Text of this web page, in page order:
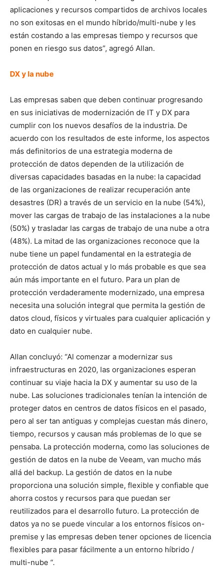
aplicaciones y recursos compartidos de archivos locales
no son exitosas en el mundo híbrido/multi-nube y les
están costando a las empresas tiempo y recursos que
ponen en riesgo sus datos”, agregó Allan.
DX y la nube
Las empresas saben que deben continuar progresando
en sus iniciativas de modernización de IT y DX para
cumplir con los nuevos desafíos de la industria. De
acuerdo con los resultados de este informe, los aspectos
más definitorios de una estrategia moderna de
protección de datos dependen de la utilización de
diversas capacidades basadas en la nube: la capacidad
de las organizaciones de realizar recuperación ante
desastres (DR) a través de un servicio en la nube (54%),
mover las cargas de trabajo de las instalaciones a la nube
(50%) y trasladar las cargas de trabajo de una nube a otra
(48%). La mitad de las organizaciones reconoce que la
nube tiene un papel fundamental en la estrategia de
protección de datos actual y lo más probable es que sea
aún más importante en el futuro. Para un plan de
protección verdaderamente modernizado, una empresa
necesita una solución integral que permita la gestión de
datos cloud, físicos y virtuales para cualquier aplicación y
dato en cualquier nube.
Allan concluyó: “Al comenzar a modernizar sus
infraestructuras en 2020, las organizaciones esperan
continuar su viaje hacia la DX y aumentar su uso de la
nube. Las soluciones tradicionales tenían la intención de
proteger datos en centros de datos físicos en el pasado,
pero al ser tan antiguas y complejas cuestan más dinero,
tiempo, recursos y causan más problemas de lo que se
pensaba. La protección moderna, como las soluciones de
gestión de datos en la nube de Veeam, van mucho más
allá del backup. La gestión de datos en la nube
proporciona una solución simple, flexible y confiable que
ahorra costos y recursos para que puedan ser
reutilizados para el desarrollo futuro. La protección de
datos ya no se puede vincular a los entornos físicos on-
premise y las empresas deben tener opciones de licencia
flexibles para pasar fácilmente a un entorno híbrido /
multi-nube “.